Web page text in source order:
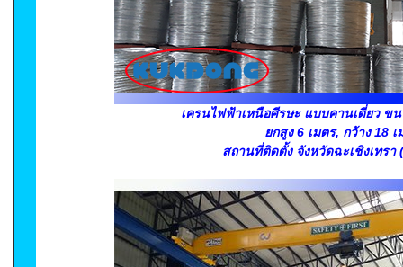
เครนไฟฟ้าเหนือศีรษะ แบบคานเดี่ยว ข
ยกสูง 6 เมตร, กว้าง 18 เ
สถานที่ติดตั้ง จังหวัดฉะเชิงเทรา